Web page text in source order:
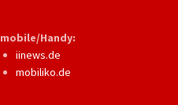
mobile/Handy:
iinews.de
mobiliko.de